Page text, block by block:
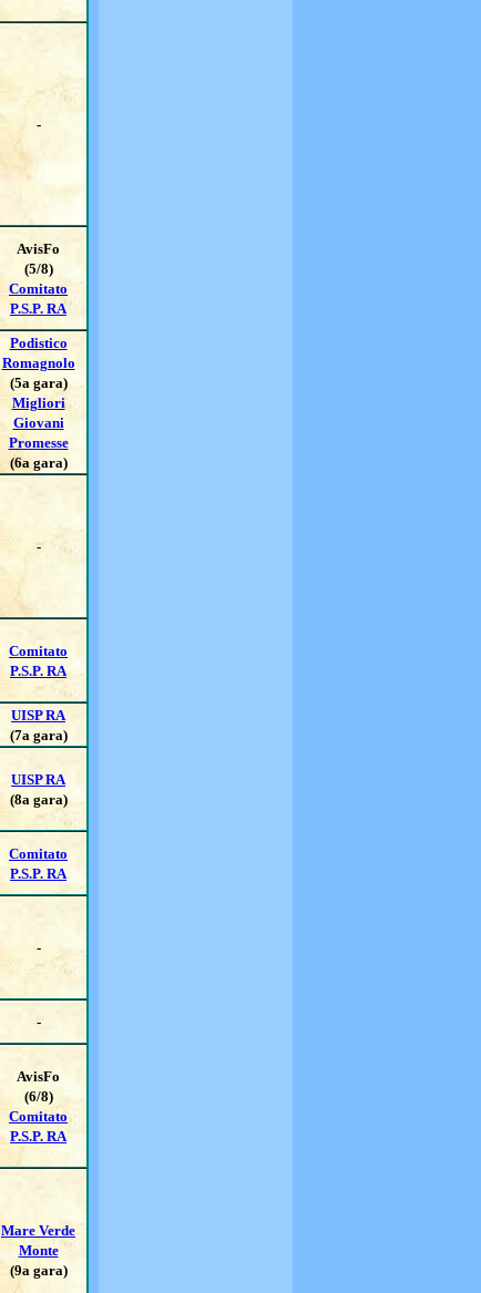
-
AvisFo
(5/8)
Comitato
P.S.P. RA
Podistico
Romagnolo
(5a gara)
Migliori
Giovani
Promesse
(6a gara)
-
Comitato
P.S.P. RA
UISP RA
(7a gara)
UISP RA
(8a gara)
Comitato
P.S.P. RA
-
-
AvisFo
(6/8)
Comitato
P.S.P. RA
Mare Verde
Monte
(9a gara)